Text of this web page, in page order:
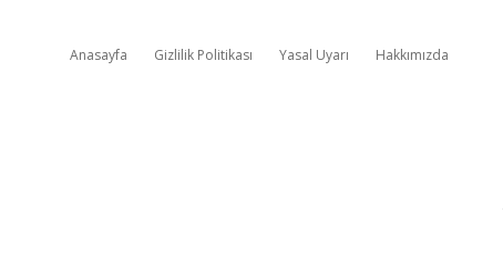
Anasayfa Gizlilik Politikası Yasal Uyarı Hakkımızda